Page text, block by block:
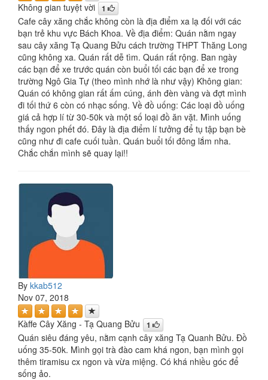
Không gian tuyệt vời 1
Cafe cây xăng chắc không còn là địa điểm xa lạ đối với các
bạn trẻ khu vực Bách Khoa. Về địa điểm: Quán nằm ngay
sau cây xăng Tạ Quang Bửu cách trường THPT Thăng Long
cũng không xa. Quán rất dễ tìm. Quán rất rộng. Ban ngày
các bạn để xe trước quán còn buổi tối các bạn để xe trong
trường Ngô Gia Tự (theo mình nhớ là như vậy) Không gian:
Quán có không gian rất ấm cúng, ánh đèn vàng và đợt mình
đi tối thứ 6 còn có nhạc sống. Về đồ uống: Các loại đồ uống
giá cả hợp lí từ 30-50k và một số loại đồ ăn vặt. Mình uống
thấy ngon phết đó. Đây là địa điểm lí tưởng để tụ tập bạn bè
cũng như đi cafe cuối tuần. Quán buổi tối đông lắm nha.
Chắc chắn mình sẽ quay lại!!
By kkab512
Nov 07, 2018
Kàffe Cây Xăng - Tạ Quang Bửu 1
Quán siêu đáng yêu, nằm cạnh cây xăng Tạ Quanh Bửu. Đồ
uống 35-50k. Mình gọi trà đào cam khá ngon, bạn mình gọi
thêm tiramisu cx ngon và vừa miệng. Có khá nhiều góc để
sống ảo.